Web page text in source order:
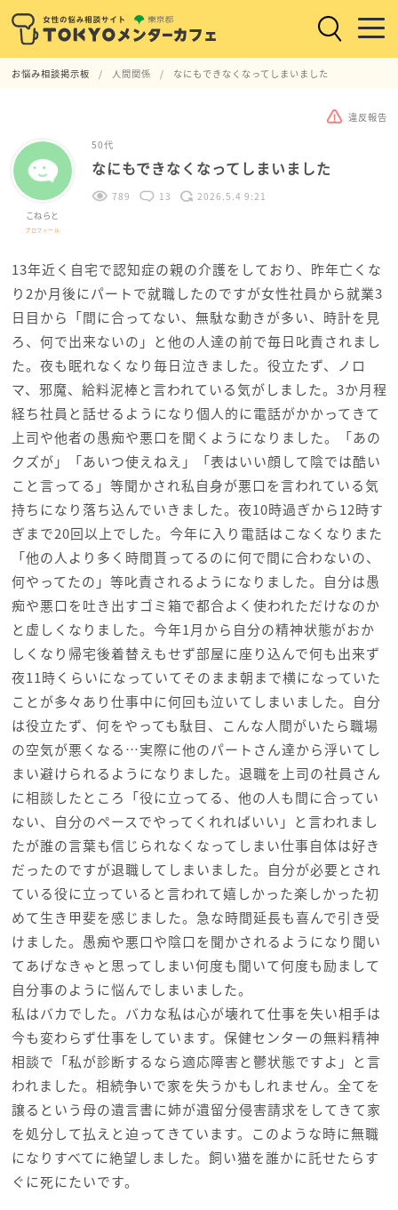
お悩み相談掲示板 人間関係 なにもできなくなってしまいました
違反報告
こねらと
プロフィール
50代
なにもできなくなってしまいました
789 13 2026.5.4 9:21
13年近く自宅で認知症の親の介護をしており、昨年亡くな
り2か月後にパートで就職したのですが女性社員から就業3
日目から「間に合ってない、無駄な動きが多い、時計を見
ろ、何で出来ないの」と他の人達の前で毎日叱責されまし
た。夜も眠れなくなり毎日泣きました。役立たず、ノロ
マ、邪魔、給料泥棒と言われている気がしました。3か月程
経ち社員と話せるようになり個人的に電話がかかってきて
上司や他者の愚痴や悪口を聞くようになりました。「あの
クズが」「あいつ使えねえ」「表はいい顔して陰では酷い
こと言ってる」等聞かされ私自身が悪口を言われている気
持ちになり落ち込んでいきました。夜10時過ぎから12時す
ぎまで20回以上でした。今年に入り電話はこなくなりまた
「他の人より多く時間貰ってるのに何で間に合わないの、
何やってたの」等叱責されるようになりました。自分は愚
痴や悪口を吐き出すゴミ箱で都合よく使われただけなのか
と虚しくなりました。今年1月から自分の精神状態がおか
しくなり帰宅後着替えもせず部屋に座り込んで何も出来ず
夜11時くらいになっていてそのまま朝まで横になっていた
ことが多々あり仕事中に何回も泣いてしまいました。自分
は役立たず、何をやっても駄目、こんな人間がいたら職場
の空気が悪くなる…実際に他のパートさん達から浮いてし
まい避けられるようになりました。退職を上司の社員さん
に相談したところ「役に立ってる、他の人も間に合ってい
ない、自分のペースでやってくれればいい」と言われまし
たが誰の言葉も信じられなくなってしまい仕事自体は好き
だったのですが退職してしまいました。自分が必要とされ
ている役に立っていると言われて嬉しかった楽しかった初
めて生き甲斐を感じました。急な時間延長も喜んで引き受
けました。愚痴や悪口や陰口を聞かされるようになり聞い
てあげなきゃと思ってしまい何度も聞いて何度も励まして
自分事のように悩んでしまいました。
私はバカでした。バカな私は心が壊れて仕事を失い相手は
今も変わらず仕事をしています。保健センターの無料精神
相談で「私が診断するなら適応障害と鬱状態ですよ」と言
われました。相続争いで家を失うかもしれません。全てを
譲るという母の遺言書に姉が遺留分侵害請求をしてきて家
を処分して払えと迫ってきています。このような時に無職
になりすべてに絶望しました。飼い猫を誰かに託せたらす
ぐに死にたいです。